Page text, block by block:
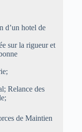
d’un hotel de
sur la rigueur et
Relance des
de Maintien